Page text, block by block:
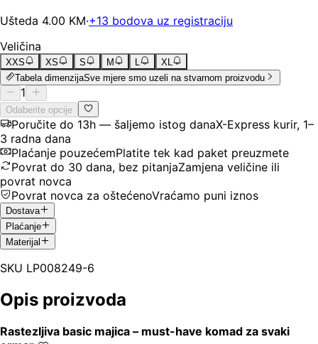
Ušteda 4.00 KM·+13 bodova uz registraciju
Veličina
XXS XS S M L
XL
Tabela dimenzijaSve mjere smo uzeli na stvarnom proizvodu
1
Odaberite opcije
Poručite do 13h — šaljemo istog danaX-Express kurir, 1–
3 radna dana
Plaćanje pouzećemPlatite tek kad paket preuzmete
Povrat do 30 dana, bez pitanjaZamjena veličine ili
povrat novca
Povrat novca za oštećenoVraćamo puni iznos
Dostava
Plaćanje
Materijal
SKU LP008249-6
Opis proizvoda
Rastezljiva basic majica – must-have komad za svaki